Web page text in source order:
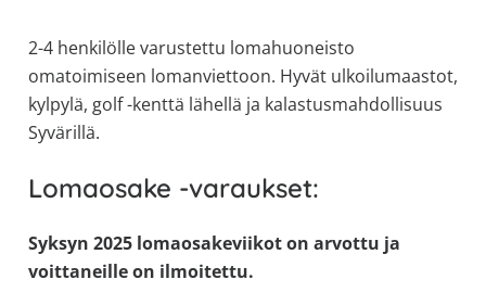
2-4 henkilölle varustettu lomahuoneisto
omatoimiseen lomanviettoon. Hyvät ulkoilumaastot,
kylpylä, golf -kenttä lähellä ja kalastusmahdollisuus
Syvärillä.
Lomaosake -varaukset:
Syksyn 2025 lomaosakeviikot on arvottu ja
voittaneille on ilmoitettu.